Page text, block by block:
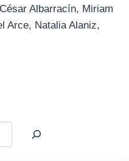
Albarracín, Miriam
Arce, Natalia Alaniz,